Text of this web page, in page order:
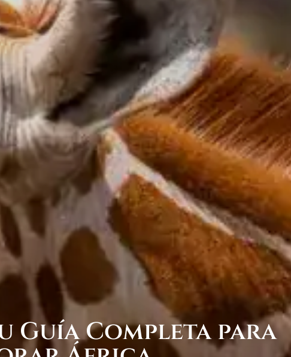
Guía Completa para